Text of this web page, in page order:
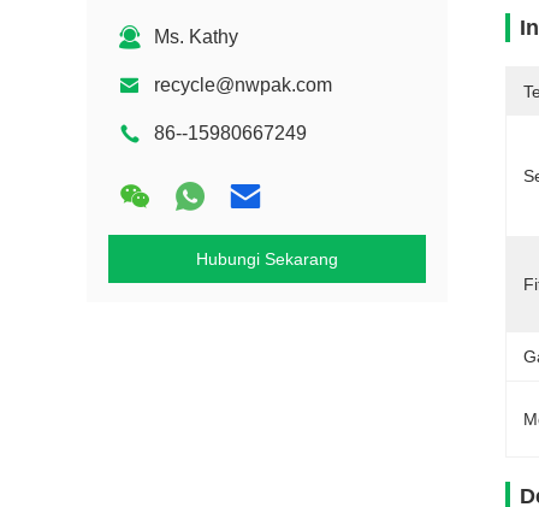
Ms. Kathy
recycle@nwpak.com
86--15980667249
Hubungi Sekarang